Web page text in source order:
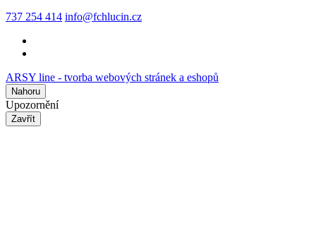
737 254 414 info@fchlucin.cz
ARSY line - tvorba webových stránek a eshopů
Nahoru
Upozornění
Zavřít